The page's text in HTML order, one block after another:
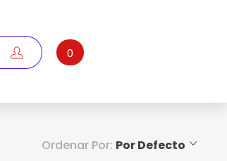
0
Ordenar Por: Por Defecto